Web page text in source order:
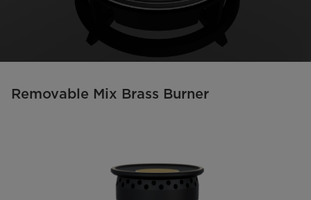
Removable Mix Brass Burner